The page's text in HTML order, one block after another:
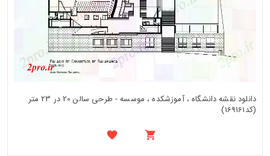
دانلود نقشه دانشگاه ، آموزشکده ، موسسه - طرحی سالن 20 در 23 متر
(کد169161)